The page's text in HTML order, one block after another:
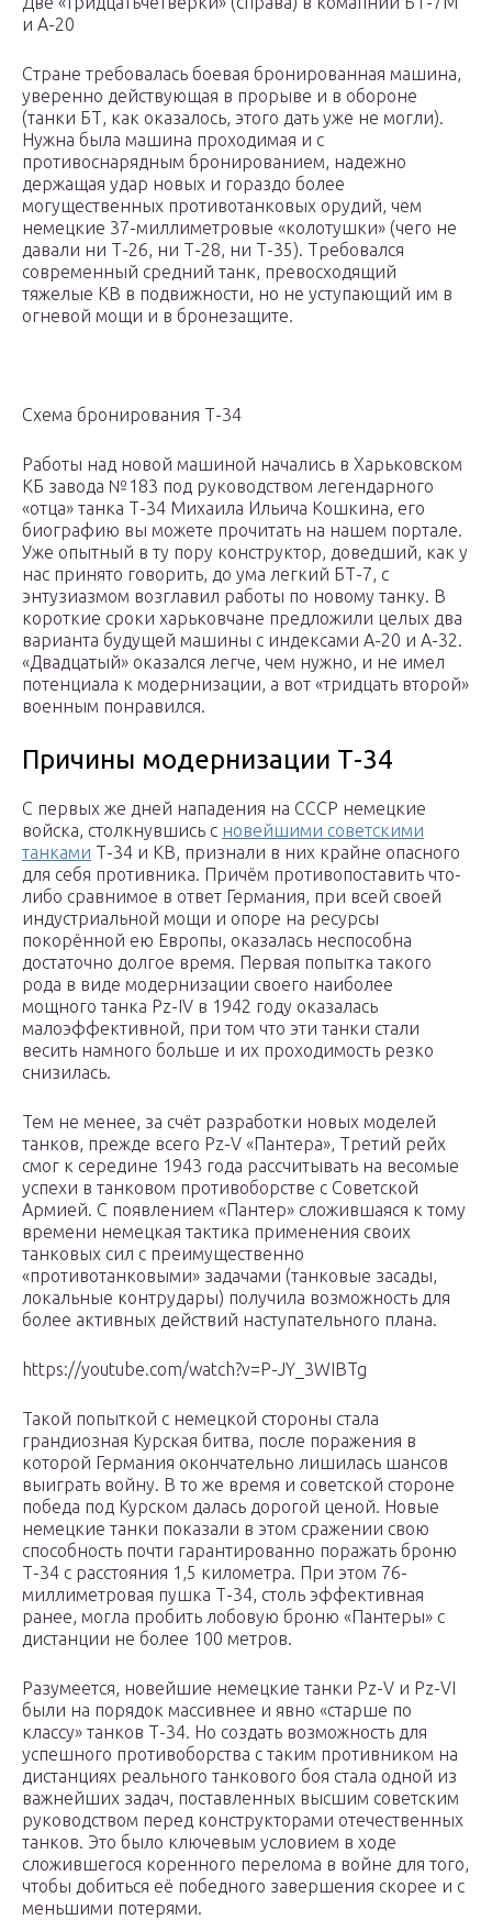
и А-20
Стране требовалась боевая бронированная машина,
уверенно действующая в прорыве и в обороне
(танки БТ, как оказалось, этого дать уже не могли).
Нужна была машина проходимая и с
противоснарядным бронированием, надежно
держащая удар новых и гораздо более
могущественных противотанковых орудий, чем
немецкие 37-миллиметровые «колотушки» (чего не
давали ни Т-26, ни Т-28, ни Т-35). Требовался
современный средний танк, превосходящий
тяжелые КВ в подвижности, но не уступающий им в
огневой мощи и в бронезащите.
Схема бронирования Т-34
Работы над новой машиной начались в Харьковском
КБ завода №183 под руководством легендарного
«отца» танка Т-34 Михаила Ильича Кошкина, его
биографию вы можете прочитать на нашем портале.
Уже опытный в ту пору конструктор, доведший, как у
нас принято говорить, до ума легкий БТ-7, с
энтузиазмом возглавил работы по новому танку. В
короткие сроки харьковчане предложили целых два
варианта будущей машины с индексами А-20 и А-32.
«Двадцатый» оказался легче, чем нужно, и не имел
потенциала к модернизации, а вот «тридцать второй»
военным понравился.
Причины модернизации Т-34
С первых же дней нападения на СССР немецкие
войска, столкнувшись с новейшими советскими
танками Т-34 и КВ, признали в них крайне опасного
для себя противника. Причём противопоставить что-
либо сравнимое в ответ Германия, при всей своей
индустриальной мощи и опоре на ресурсы
покорённой ею Европы, оказалась неспособна
достаточно долгое время. Первая попытка такого
рода в виде модернизации своего наиболее
мощного танка Pz-IV в 1942 году оказалась
малоэффективной, при том что эти танки стали
весить намного больше и их проходимость резко
снизилась.
Тем не менее, за счёт разработки новых моделей
танков, прежде всего Pz-V «Пантера», Третий рейх
смог к середине 1943 года рассчитывать на весомые
успехи в танковом противоборстве с Советской
Армией. С появлением «Пантер» сложившаяся к тому
времени немецкая тактика применения своих
танковых сил с преимущественно
«противотанковыми» задачами (танковые засады,
локальные контрудары) получила возможность для
более активных действий наступательного плана.
https://youtube.com/watch?v=P-JY_3WIBTg
Такой попыткой с немецкой стороны стала
грандиозная Курская битва, после поражения в
которой Германия окончательно лишилась шансов
выиграть войну. В то же время и советской стороне
победа под Курском далась дорогой ценой. Новые
немецкие танки показали в этом сражении свою
способность почти гарантированно поражать броню
Т-34 с расстояния 1,5 километра. При этом 76-
миллиметровая пушка Т-34, столь эффективная
ранее, могла пробить лобовую броню «Пантеры» с
дистанции не более 100 метров.
Разумеется, новейшие немецкие танки Pz-V и Pz-VI
были на порядок массивнее и явно «старше по
классу» танков Т-34. Но создать возможность для
успешного противоборства с таким противником на
дистанциях реального танкового боя стала одной из
важнейших задач, поставленных высшим советским
руководством перед конструкторами отечественных
танков. Это было ключевым условием в ходе
сложившегося коренного перелома в войне для того,
чтобы добиться её победного завершения скорее и с
меньшими потерями.